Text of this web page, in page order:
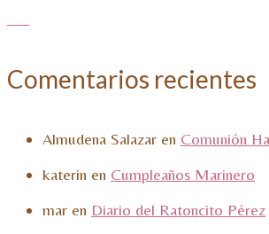
Comentarios recientes
Almudena Salazar en Comunión
katerin en Cumpleaños Marinero
mar en Diario del Ratoncito Pérez